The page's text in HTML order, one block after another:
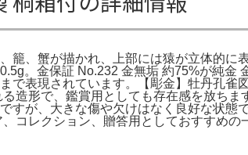
籠、蟹が描かれ、上部には猿が立体的に
。金保証 No.232 金無垢 約75%が純金
まで表現されています。【彫金】牡
造形で、鑑賞用としても存在感を放ち
すが、大きな傷や欠けはなく良好な状
コレクション、贈答用としておすすめの